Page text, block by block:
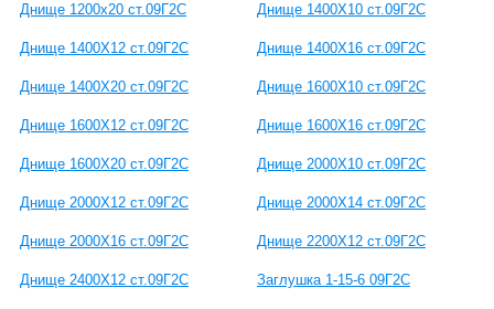
Днище 1200х20 ст.09Г2С Днище 1400Х10 ст.09Г2С
Днище 1400Х12 ст.09Г2С Днище 1400Х16 ст.09Г2С
Днище 1400Х20 ст.09Г2С Днище 1600Х10 ст.09Г2С
Днище 1600Х12 ст.09Г2С Днище 1600Х16 ст.09Г2С
Днище 1600Х20 ст.09Г2С Днище 2000Х10 ст.09Г2С
Днище 2000Х12 ст.09Г2С Днище 2000Х14 ст.09Г2С
Днище 2000Х16 ст.09Г2С Днище 2200Х12 ст.09Г2С
Днище 2400Х12 ст.09Г2С Заглушка 1-15-6 09Г2С